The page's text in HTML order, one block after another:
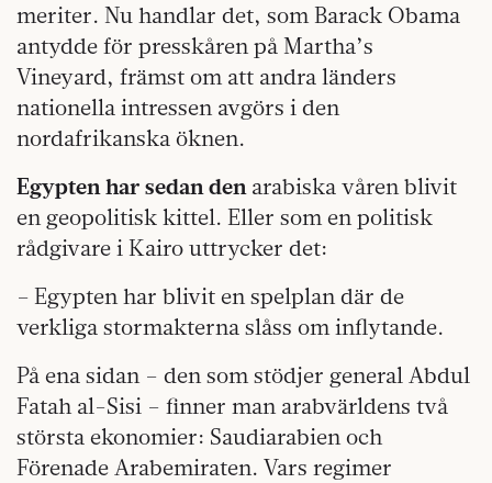
meriter. Nu handlar det, som Barack Obama
antydde för presskåren på Martha’s
Vineyard, främst om att andra länders
nationella intressen avgörs i den
nordafrikanska öknen.
Egypten har sedan denarabiska våren blivit
en geopolitisk kittel. Eller som en politisk
rådgivare i Kairo uttrycker det:
– Egypten har blivit en spelplan där de
verkliga stormakterna slåss om inflytande.
På ena sidan – den som stödjer general Abdul
Fatah al-Sisi – finner man arabvärldens två
största ekonomier: Saudiarabien och
Förenade Arabemiraten. Vars regimer